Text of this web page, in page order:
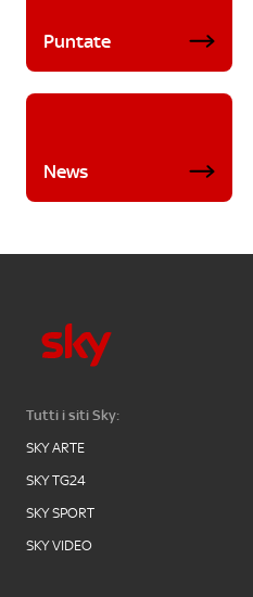
Puntate
News
Tutti i siti Sky:
SKY ARTE
SKY TG24
SKY SPORT
SKY VIDEO